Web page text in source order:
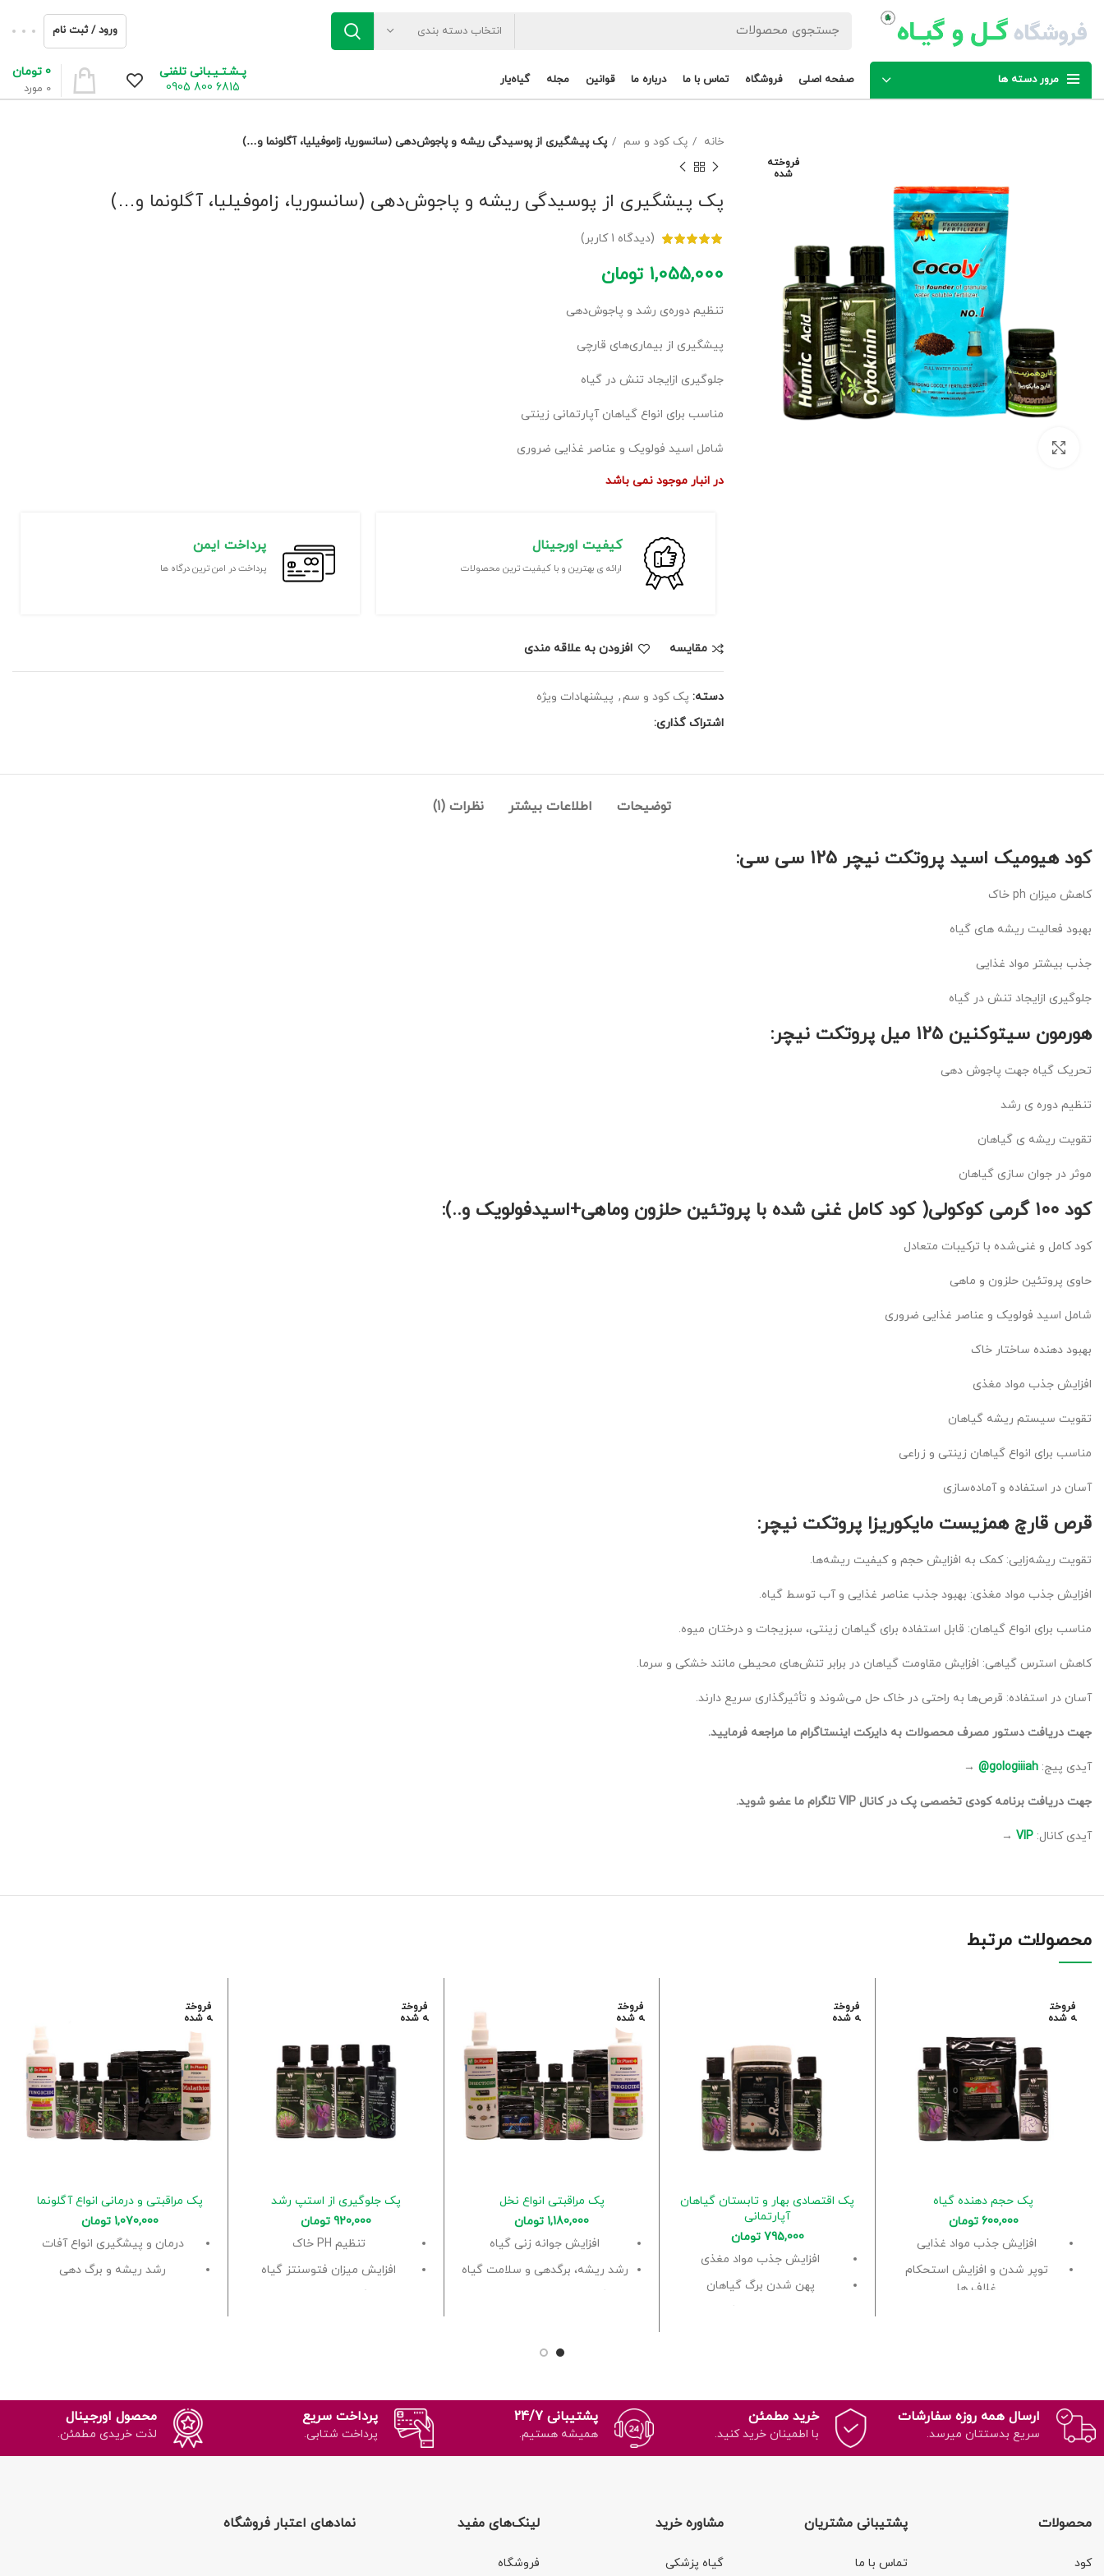
انتخاب دسته بندی ورود / ثبت نام
مرور دسته ها صفحه اصلی فروشگاه تماس با ما درباره ما قوانین مجله گیاه‌یار
پـشـتـیـبانی تلفنی
6815 800 0905
0 مورد
0 تومان
فروخته
شده
خانه پک کود و سم پک پیشگیری از پوسیدگی ریشه و پاجوش‌دهی (سانسوریا، زاموفیلیا، آگلونما و…)
پک پیشگیری از پوسیدگی ریشه و پاجوش‌دهی (سانسوریا، زاموفیلیا، آگلونما و…)
(دیدگاه 1 کاربر)
1,055,000 تومان
تنظیم دوره‌ی رشد و پاجوش‌دهی
پیشگیری از بیماری‌های قارچی
جلوگیری ازایجاد تنش در گیاه
مناسب برای انواع گیاهان آپارتمانی زینتی
شامل اسید فولویک و عناصر غذایی ضروری
در انبار موجود نمی باشد
کیفیت اورجینال
ارائه ی بهترین و با کیفیت ترین محصولات
پرداخت ایمن
پرداخت در امن ترین درگاه ها
مقايسه افزودن به علاقه مندی
دسته: پک کود و سم, پیشنهادات ویژه
اشتراک گذاری:
توضیحات اطلاعات بیشتر نظرات (1)
کود هیومیک اسید پروتکت نیچر 125 سی سی:
کاهش میزان ph خاک
بهبود فعالیت ریشه های گیاه
جذب بیشتر مواد غذایی
جلوگیری ازایجاد تنش در گیاه
هورمون سیتوکنین 125 میل پروتکت نیچر:
تحریک گیاه جهت پاجوش دهی
تنظیم دوره ی رشد
تقویت ریشه ی گیاهان
موثر در جوان سازی گیاهان
کود ۱۰۰ گرمی کوکولی( کود کامل غنی شده با پروتئین حلزون وماهی+اسیدفولویک و..):
کود کامل و غنی‌شده با ترکیبات متعادل
حاوی پروتئین حلزون و ماهی
شامل اسید فولویک و عناصر غذایی ضروری
بهبود دهنده ساختار خاک
افزایش جذب مواد مغذی
تقویت سیستم ریشه گیاهان
مناسب برای انواع گیاهان زینتی و زراعی
آسان در استفاده و آماده‌سازی
قرص قارچ همزیست مایکوریزا پروتکت نیچر:
تقویت ریشه‌زایی: کمک به افزایش حجم و کیفیت ریشه‌ها.
افزایش جذب مواد مغذی: بهبود جذب عناصر غذایی و آب توسط گیاه.
مناسب برای انواع گیاهان: قابل استفاده برای گیاهان زینتی، سبزیجات و درختان میوه.
کاهش استرس گیاهی: افزایش مقاومت گیاهان در برابر تنش‌های محیطی مانند خشکی و سرما.
آسان در استفاده: قرص‌ها به راحتی در خاک حل می‌شوند و تأثیرگذاری سریع دارند.
جهت دریافت دستور مصرف محصولات به دایرکت اینستاگرام ما مراجعه فرمایید.
آیدی پیج: gologiiiah@
→
جهت دریافت برنامه کودی تخصصی پک در کانال VIP تلگرام ما عضو شوید.
آیدی کانال: VIP
→
محصولات مرتبط
فروخت
ه شده
پک حجم دهنده گیاه
600,000 تومان
افزایش جذب مواد غذایی
توپر شدن و افزایش استحکام
غلاف ها
فروخت
ه شده
پک اقتصادی بهار و تابستان گیاهان
آپارتمانی
795,000 تومان
افزایش جذب مواد مغذی
پهن شدن برگ گیاهان
فروخت
ه شده
پک مراقبتی انواع نخل
1,180,000 تومان
افزایش جوانه زنی گیاه
رشد ریشه، برگدهی و سلامت گیاه
فروخت
ه شده
پک جلوگیری از استپ رشد
920,000 تومان
تنظیم PH خاک
افزایش میزان فتوسنتز گیاه
فروخت
ه شده
پک مراقبتی و درمانی انواع آگلونما
1,070,000 تومان
درمان و پیشگیری انواع آفات
رشد ریشه و برگ دهی
ارسال همه روزه سفارشات
سریع بدستتان میرسد.
خرید مطمئن
با اطمینان خرید کنید.
پشتیبانی 24/7
همیشه هستیم.
پرداخت سریع
پرداخت شتابی.
محصول اورجینال
لذت خریدی مطمئن.
محصولات
کود
پشتیبانی مشتریان
تماس با ما
مشاوره خرید
گیاه پزشکی
لینک‌های مفید
فروشگاه
نمادهای اعتبار فروشگاه